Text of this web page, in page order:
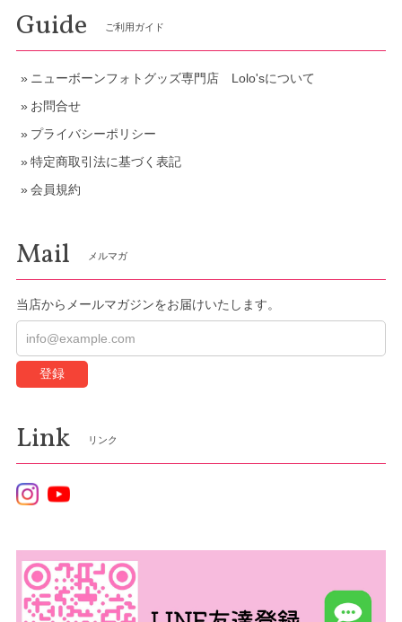
Guide ご利用ガイド
ニューボーンフォトグッズ専門店 Lolo'sについて
お問合せ
プライバシーポリシー
特定商取引法に基づく表記
会員規約
Mail メルマガ
当店からメールマガジンをお届けいたします。
登録
Link リンク